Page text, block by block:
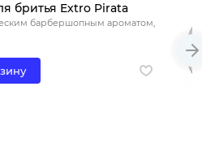
бритья Extro Pirata
барбершопным ароматом,